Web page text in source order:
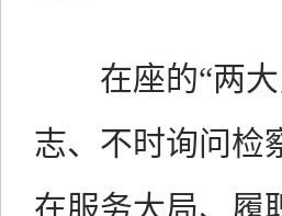
在座的“两大
志、不时询问检
在服务大局、履